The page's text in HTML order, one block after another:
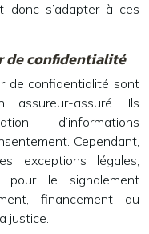
donc s’adapter à ces
de confidentialité
de confidentialité sont
assureur-assuré. Ils
d’informations
Cependant,
exceptions légales,
pour le signalement
financement du
justice.